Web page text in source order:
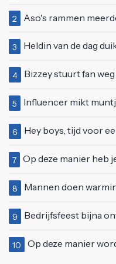
2 Aso's rammen meerdere keren de
3 Heldin van de dag duikt riool
4 Bizzey stuurt fan weg die
5 Influencer mikt muntje in
6 Hey boys, tijd voor
7 Op deze manier heb
8 Mannen doen warming-up vlak
9 Bedrijfsfeest bijna ontspoord:
10 Op deze manier wordt de